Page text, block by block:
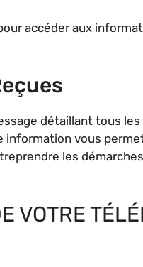
accéder aux
détaillant tous
information vous
les
VOTRE